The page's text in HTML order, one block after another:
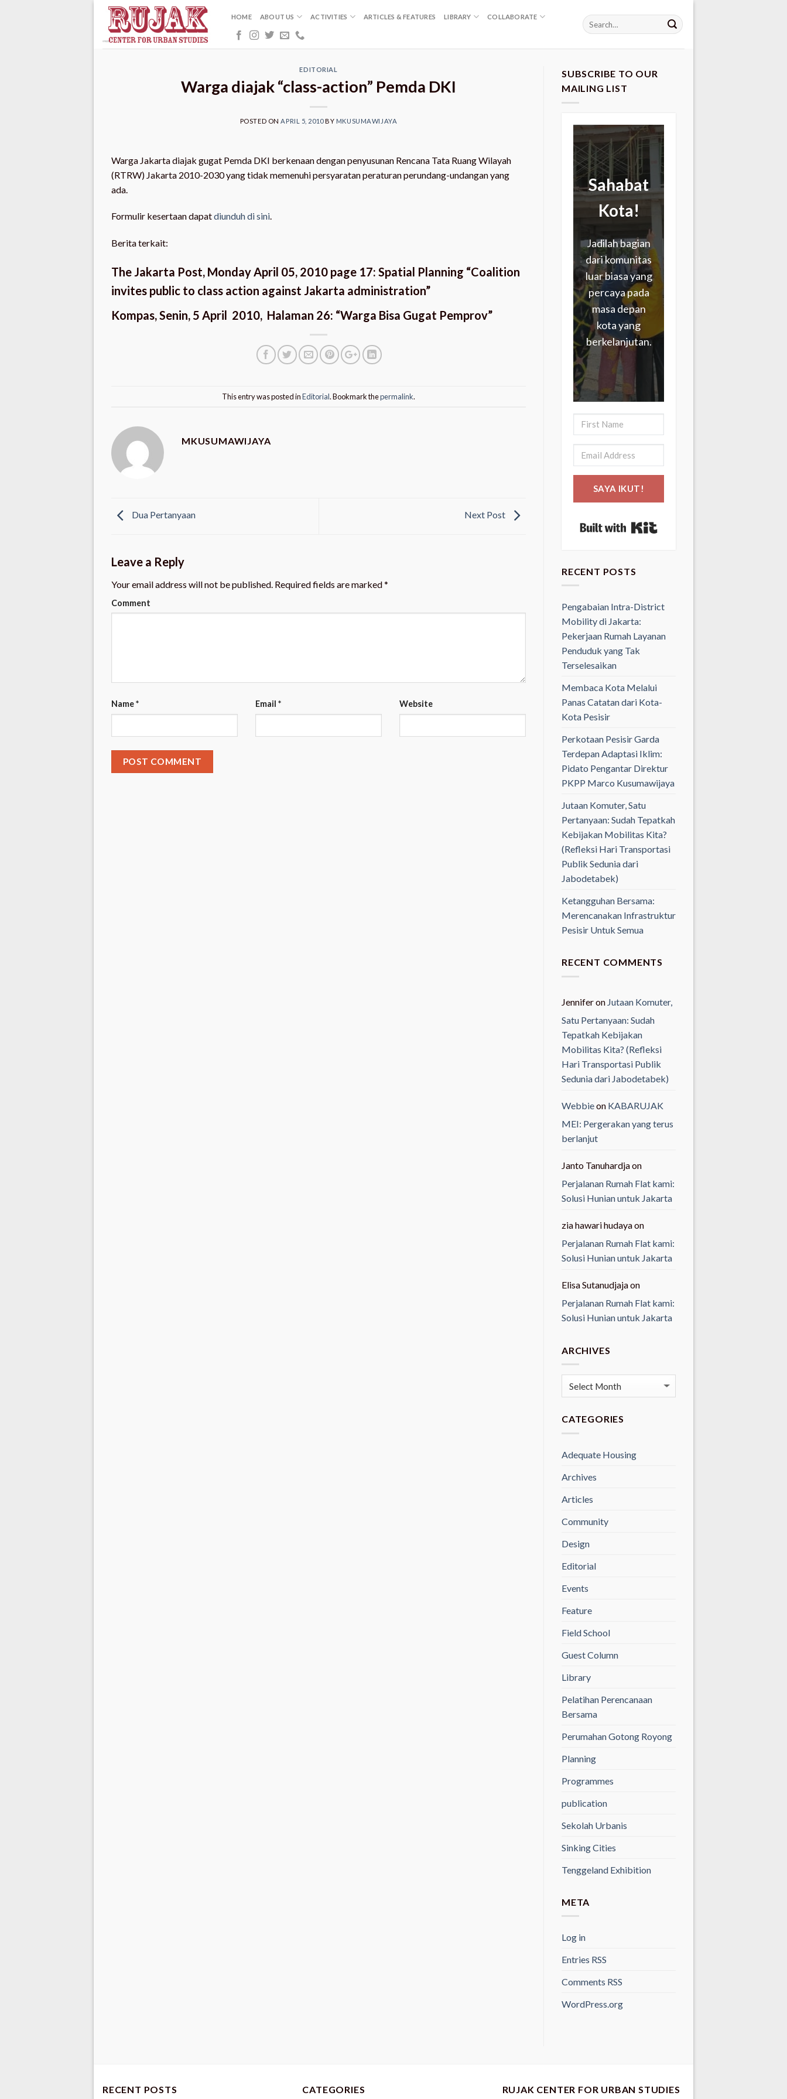
Skip
content
HOME ABOUT US ACTIVITIES ARTICLES & FEATURES LIBRARY COLLABORATE
EDITORIAL
Warga diajak “class-action” Pemda DKI
POSTED ON APRIL 5, 2010BY MKUSUMAWIJAYA
Warga Jakarta diajak gugat Pemda DKI berkenaan dengan penyusunan Rencana Tata Ruang Wilayah
(RTRW) Jakarta 2010-2030 yang tidak memenuhi persyaratan peraturan perundang-undangan yang
ada.
Formulir kesertaan dapatdiunduh di sini.
Berita terkait:
The Jakarta Post, Monday April 05, 2010 page 17: Spatial Planning “Coalition
invites public to class action against Jakarta administration”
Kompas, Senin, 5 April 2010, Halaman 26: “Warga Bisa Gugat Pemprov”
This entry was posted inEditorial. Bookmark thepermalink.
MKUSUMAWIJAYA
Dua Pertanyaan Next Post
Leave a Reply
Your email address will not be published. Required fields are marked*
Comment
Name* Email * Website
SUBSCRIBE TO OUR
MAILING LIST
Sahabat
Kota!
Jadilah bagian
dari komunitas
luar biasa yang
percaya pada
masa depan
kota yang
berkelanjutan.
SAYA IKUT!
RECENT POSTS
Pengabaian Intra-District
Mobility di Jakarta:
Pekerjaan Rumah Layanan
Penduduk yang Tak
Terselesaikan
Membaca Kota Melalui
Panas Catatan dari Kota-
Kota Pesisir
Perkotaan Pesisir Garda
Terdepan Adaptasi Iklim:
Pidato Pengantar Direktur
PKPP Marco Kusumawijaya
Jutaan Komuter, Satu
Pertanyaan: Sudah Tepatkah
Kebijakan Mobilitas Kita?
(Refleksi Hari Transportasi
Publik Sedunia dari
Jabodetabek)
Ketangguhan Bersama:
Merencanakan Infrastruktur
Pesisir Untuk Semua
RECENT COMMENTS
Jenniferon Jutaan Komuter,
Satu Pertanyaan: Sudah
Tepatkah Kebijakan
Mobilitas Kita? (Refleksi
Hari Transportasi Publik
Sedunia dari Jabodetabek)
Webbieon KABARUJAK
MEI: Pergerakan yang terus
berlanjut
Janto Tanuhardjaon
Perjalanan Rumah Flat kami:
Solusi Hunian untuk Jakarta
zia hawari hudayaon
Perjalanan Rumah Flat kami:
Solusi Hunian untuk Jakarta
Elisa Sutanudjajaon
Perjalanan Rumah Flat kami:
Solusi Hunian untuk Jakarta
ARCHIVES
Archives
CATEGORIES
Adequate Housing
Archives
Articles
Community
Design
Editorial
Events
Feature
Field School
Guest Column
Library
Pelatihan Perencanaan
Bersama
Perumahan Gotong Royong
Planning
Programmes
publication
Sekolah Urbanis
Sinking Cities
Tenggeland Exhibition
META
Log in
Entries RSS
Comments RSS
WordPress.org
RECENT POSTS CATEGORIES RUJAK CENTER FOR URBAN STUDIES